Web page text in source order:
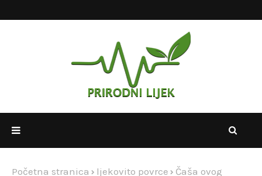
Početna stranica ljekovito povrce
Čaša ovog